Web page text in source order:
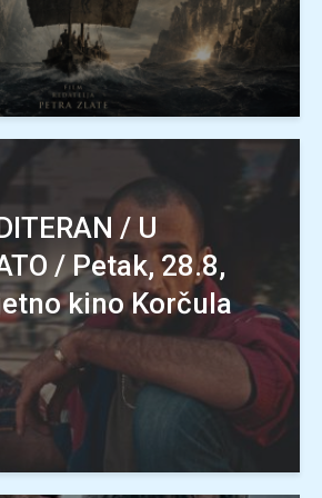
/ U
/ Petak, 28.8,
kino Korčula